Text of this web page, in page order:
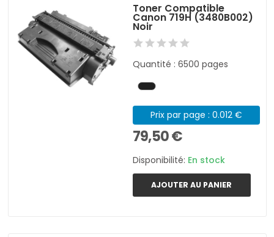
Toner Compatible
Canon 719H (3480B002)
Noir
Quantité : 6500 pages
Prix par page : 0.012 €
79,50 €
Disponibilité: En stock
AJOUTER AU PANIER